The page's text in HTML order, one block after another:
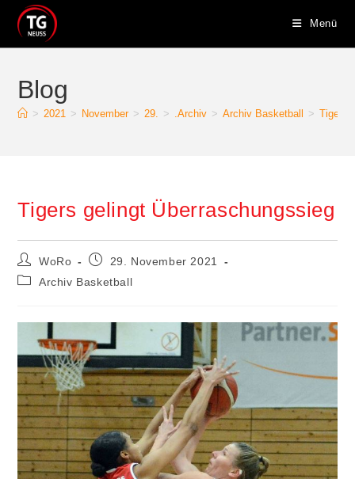
Inhalt
springen
Menü
Blog
> 2021 > November > 29. > .Archiv > Archiv Basketball > Tigers
Tigers gelingt Überraschungssieg
Beitrags-
Autor:
WoRo
Beitrag29. November 2021
Beitrags-
Archiv Basketball